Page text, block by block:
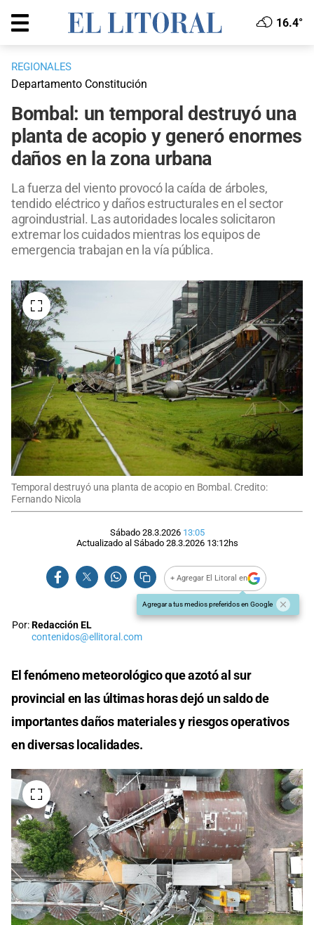
16.4°
REGIONALES
Departamento Constitución
Bombal: un temporal destruyó una
planta de acopio y generó enormes
daños en la zona urbana
La fuerza del viento provocó la caída de árboles,
tendido eléctrico y daños estructurales en el sector
agroindustrial. Las autoridades locales solicitaron
extremar los cuidados mientras los equipos de
emergencia trabajan en la vía pública.
Temporal destruyó una planta de acopio en Bombal. Credito:
Fernando Nicola
Sábado 28.3.2026 13:05
Actualizado al Sábado 28.3.2026 13:12hs
+ Agregar El Litoral en
Agregar a tus medios preferidos en Google
Por:Redacción EL
contenidos@ellitoral.com
El fenómeno meteorológico que azotó al sur
provincial en las últimas horas dejó un saldo de
importantes daños materiales y riesgos operativos
en diversas localidades.